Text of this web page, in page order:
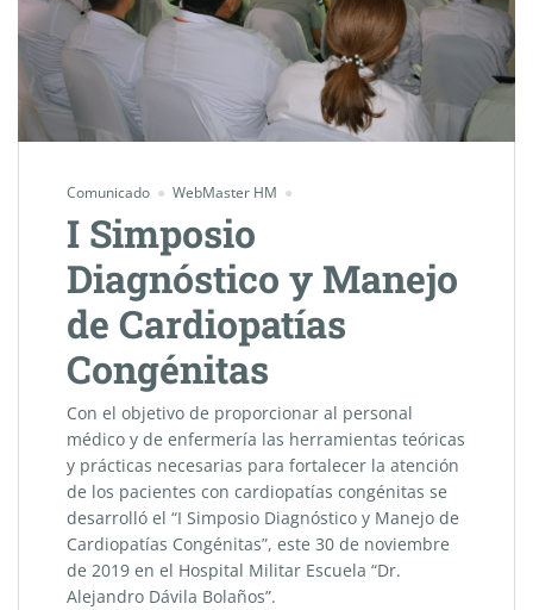
Comunicado WebMaster HM
I Simposio
Diagnóstico y Manejo
de Cardiopatías
Congénitas
Con el objetivo de proporcionar al personal
médico y de enfermería las herramientas teóricas
y prácticas necesarias para fortalecer la atención
de los pacientes con cardiopatías congénitas se
desarrolló el “I Simposio Diagnóstico y Manejo de
Cardiopatías Congénitas”, este 30 de noviembre
de 2019 en el Hospital Militar Escuela “Dr.
Alejandro Dávila Bolaños”.